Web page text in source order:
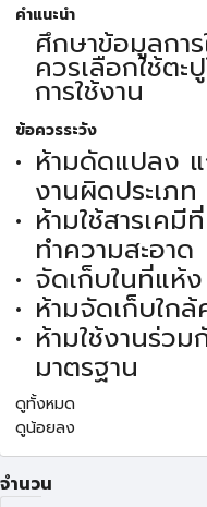
คำแนะนำ
ศึกษาข้อมูลกา
ควรเลือกใช้ต
การใช้งาน
ข้อควรระวัง
ห้ามดัดแปลง แ
งานผิดประเภท
ห้ามใช้สารเค
ทำความสะอาด
จัดเก็บในที่แห้
ห้ามจัดเก็บใก
ห้ามใช้งานร่ว
มาตรฐาน
ดูทั้งหมด
ดูน้อยลง
จำนวน